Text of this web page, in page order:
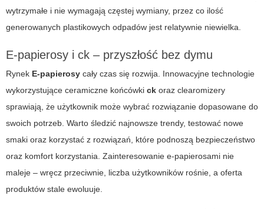
wytrzymałe i nie wymagają częstej wymiany, przez co ilość
generowanych plastikowych odpadów jest relatywnie niewielka.
E-papierosy i ck – przyszłość bez dymu
Rynek E-papierosy cały czas się rozwija. Innowacyjne technologie
wykorzystujące ceramiczne końcówki ck oraz clearomizery
sprawiają, że użytkownik może wybrać rozwiązanie dopasowane do
swoich potrzeb. Warto śledzić najnowsze trendy, testować nowe
smaki oraz korzystać z rozwiązań, które podnoszą bezpieczeństwo
oraz komfort korzystania. Zainteresowanie e-papierosami nie
maleje – wręcz przeciwnie, liczba użytkowników rośnie, a oferta
produktów stale ewoluuje.